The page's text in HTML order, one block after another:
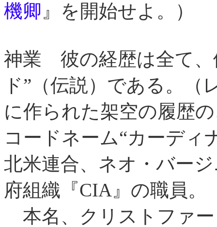
機卿 』を開始せよ。）
神業 彼の経歴は全て、
ド”（伝説）である。
に作られた架空の履歴
コードネーム“カーディ
北米連合、ネオ・バー
府組織『CIA』の職員。
本名、クリストファ